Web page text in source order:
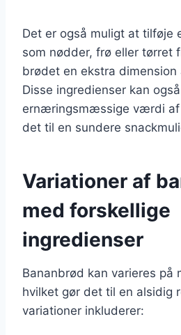
Det er også muligt at tilføje
som nødder, frø eller tørret
brødet en ekstra dimension
Disse ingredienser kan
ernæringsmæssige værdi af
det til en sundere
Variationer af
med forskellige
ingredienser
Bananbrød kan varieres på
hvilket gør det til en alsidig
variationer inkluderer: